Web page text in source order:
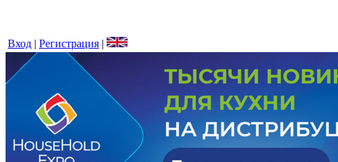
Вход | Регистрация |